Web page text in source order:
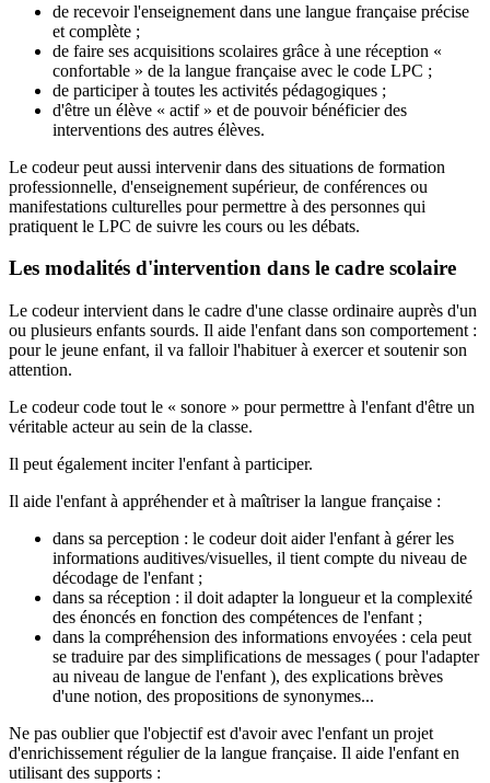
de recevoir l'enseignement dans une langue française précise
et complète ;
de faire ses acquisitions scolaires grâce à une réception «
confortable » de la langue française avec le code LPC ;
de participer à toutes les activités pédagogiques ;
d'être un élève « actif » et de pouvoir bénéficier des
interventions des autres élèves.
Le codeur peut aussi intervenir dans des situations de formation
professionnelle, d'enseignement supérieur, de conférences ou
manifestations culturelles pour permettre à des personnes qui
pratiquent le LPC de suivre les cours ou les débats.
Les modalités d'intervention dans le cadre scolaire
Le codeur intervient dans le cadre d'une classe ordinaire auprès d'un
ou plusieurs enfants sourds. Il aide l'enfant dans son comportement :
pour le jeune enfant, il va falloir l'habituer à exercer et soutenir son
attention.
Le codeur code tout le « sonore » pour permettre à l'enfant d'être un
véritable acteur au sein de la classe.
Il peut également inciter l'enfant à participer.
Il aide l'enfant à appréhender et à maîtriser la langue française :
dans sa perception : le codeur doit aider l'enfant à gérer les
informations auditives/visuelles, il tient compte du niveau de
décodage de l'enfant ;
dans sa réception : il doit adapter la longueur et la complexité
des énoncés en fonction des compétences de l'enfant ;
dans la compréhension des informations envoyées : cela peut
se traduire par des simplifications de messages ( pour l'adapter
au niveau de langue de l'enfant ), des explications brèves
d'une notion, des propositions de synonymes...
Ne pas oublier que l'objectif est d'avoir avec l'enfant un projet
d'enrichissement régulier de la langue française. Il aide l'enfant en
utilisant des supports :